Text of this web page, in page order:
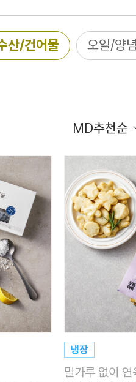
산/건어물 오일/양
MD추천순
밀가루 없이